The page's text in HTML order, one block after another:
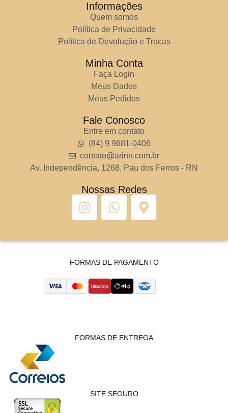
Informações
Quem somos
Política de Privacidade
Política de Devolução e Trocas
Minha Conta
Faça Login
Meus Dados
Meus Pedidos
Fale Conosco
Entre em contato
(84) 9 9681-0406
contato@arinn.com.br
Av. Independência, 1268, Pau dos Ferros - RN
Nossas Redes
FORMAS DE PAGAMENTO
FORMAS DE ENTREGA
SITE SEGURO